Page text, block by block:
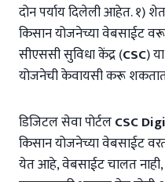
दोन पर्याय दिलेली आहेत. १)
किसान योजनेच्या वेबसाईट
सीएससी सुविधा केंद्र (CSC)
योजनेची केवायसी करू
डिजिटल सेवा पोर्टलCSC
किसान योजनेच्या वेबसाईट
येत आहे, वेबसाईट चालत